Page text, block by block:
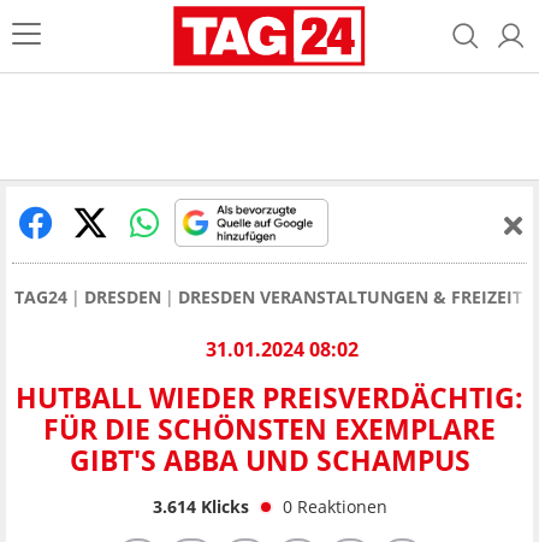
TAG24 DRESDEN DRESDEN VERANSTALTUNGEN & FREIZEIT
31.01.2024 08:02
HUTBALL WIEDER PREISVERDÄCHTIG:
FÜR DIE SCHÖNSTEN EXEMPLARE
GIBT'S ABBA UND SCHAMPUS
3.614Klicks 0 Reaktionen